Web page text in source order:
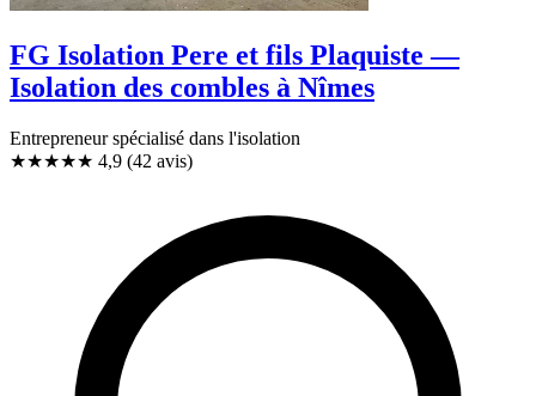
FG Isolation Pere et fils Plaquiste —
Isolation des combles à Nîmes
Entrepreneur spécialisé dans l'isolation
★★★★★ 4,9 (42 avis)